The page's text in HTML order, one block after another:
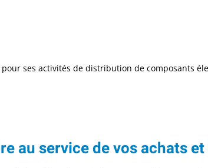
pour ses activités de distribution de composants
au service de vos achats